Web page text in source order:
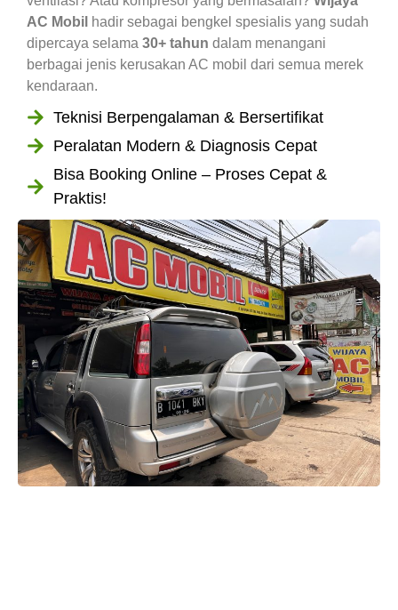
AC Mobil hadir sebagai bengkel spesialis yang sudah
dipercaya selama 30+ tahun dalam menangani
berbagai jenis kerusakan AC mobil dari semua merek
kendaraan.
Teknisi Berpengalaman & Bersertifikat
Peralatan Modern & Diagnosis Cepat
Bisa Booking Online – Proses Cepat &
Praktis!